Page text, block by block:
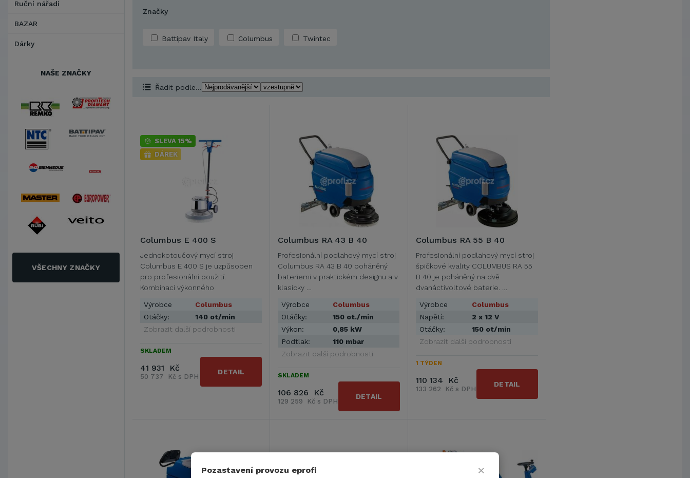
Ruční nářadí
BAZAR
Dárky
NAŠE ZNAČKY
VŠECHNY ZNAČKY
Značky
Battipav Italy Columbus Twintec
Řadit podle...
SLEVA 15%
DÁREK
Columbus E 400 S
Jednokotoučový mycí stroj
Columbus E 400 S je uzpůsoben
pro profesionální použití.
Kombinací výkonného
Výrobce
Columbus
Otáčky:
140 ot/min
Zobrazit další podrobnosti
SKLADEM
41 931 Kč
50 737 Kč s DPH
DETAIL
Columbus RA 43 B 40
Profesionální podlahový mycí stroj
Columbus RA 43 B 40 poháněný
bateriemi v praktickém designu a v
klasicky …
Výrobce
Columbus
Otáčky:
150 ot./min
Výkon:
0,85 kW
Podtlak:
110 mbar
Zobrazit další podrobnosti
SKLADEM
106 826 Kč
129 259 Kč s DPH
DETAIL
Columbus RA 55 B 40
Profesionální podlahový mycí stroj
špičkové kvality COLUMBUS RA 55
B 40 je poháněný na dvě
dvanáctivoltové baterie. …
Výrobce
Columbus
Napětí:
2 x 12 V
Otáčky:
150 ot/min
Zobrazit další podrobnosti
1 TÝDEN
110 134 Kč
133 262 Kč s DPH
DETAIL
Pozastavení provozu eprofi ×